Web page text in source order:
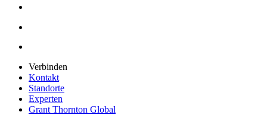
Verbinden
Kontakt
Standorte
Experten
Grant Thornton Global